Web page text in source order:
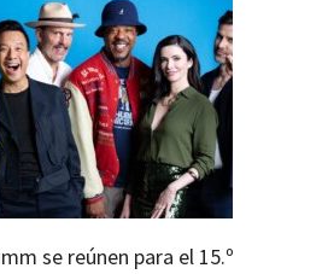
se reúnen para el 15.º